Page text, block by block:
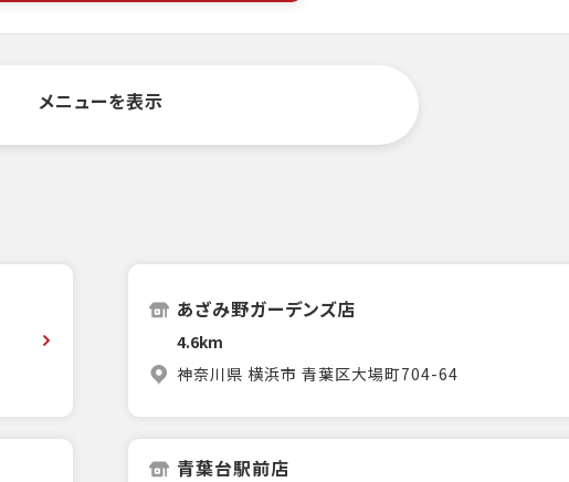
メニューを表示
あざみ野ガーデンズ店
4.6km
神奈川県 横浜市 青葉区大場町704-64
青葉台駅前店